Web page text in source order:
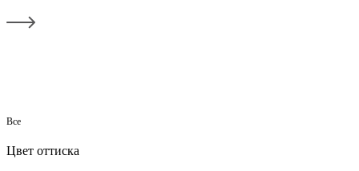
Все
Цвет оттиска